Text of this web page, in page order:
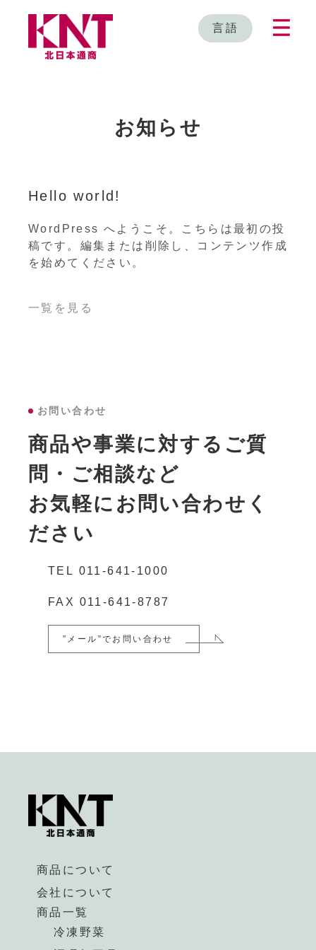
言語
お知らせ
Hello world!
WordPress へようこそ。こちらは最初の投
稿です。編集または削除し、コンテンツ作成
を始めてください。
一覧を見る
お問い合わせ
商品や事業に対するご質
問・ご相談など
お気軽にお問い合わせく
ださい
TEL 011-641-1000
FAX 011-641-8787
”メール”でお問い合わせ
商品について
会社について
商品一覧
冷凍野菜